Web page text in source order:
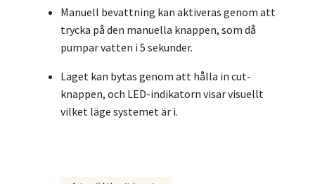
Manuell bevattning kan aktiveras genom att
trycka på den manuella knappen, som då
pumpar vatten i 5 sekunder.
Läget kan bytas genom att hålla in cut-
knappen, och LED-indikatorn visar visuellt
vilket läge systemet är i.